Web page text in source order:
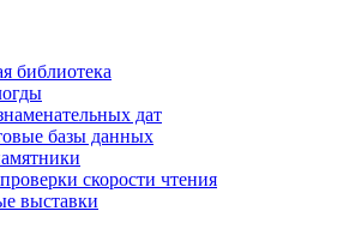
библиотека
дат
базы данных
скорости чтения
выставки